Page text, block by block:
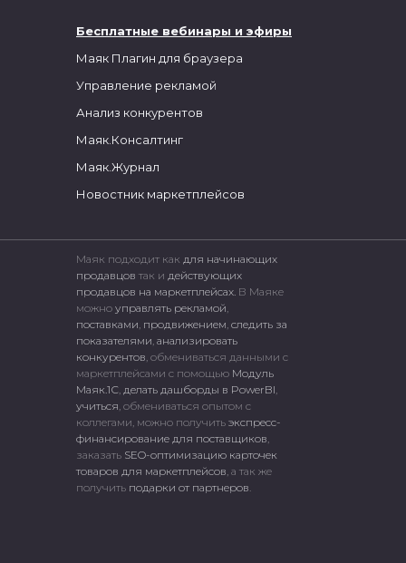
Бесплатные вебинары и эфиры
Маяк Плагин для браузера
Управление рекламой
Анализ конкурентов
Маяк.Консалтинг
Маяк.Журнал
Новостник маркетплейсов
Маяк подходит как для начинающих
продавцов так и действующих
продавцов на маркетплейсах. В Маяке
можно управлять рекламой,
поставками, продвижением, следить за
показателями, анализировать
конкурентов, обмениваться данными с
маркетплейсами c помощью Модуль
Маяк.1С, делать дашборды в PowerBI,
учиться, обмениваться опытом с
коллегами, можно получить экспресс-
финансирование для поставщиков,
заказать SEO-оптимизацию карточек
товаров для маркетплейсов, а так же
получить подарки от партнеров.